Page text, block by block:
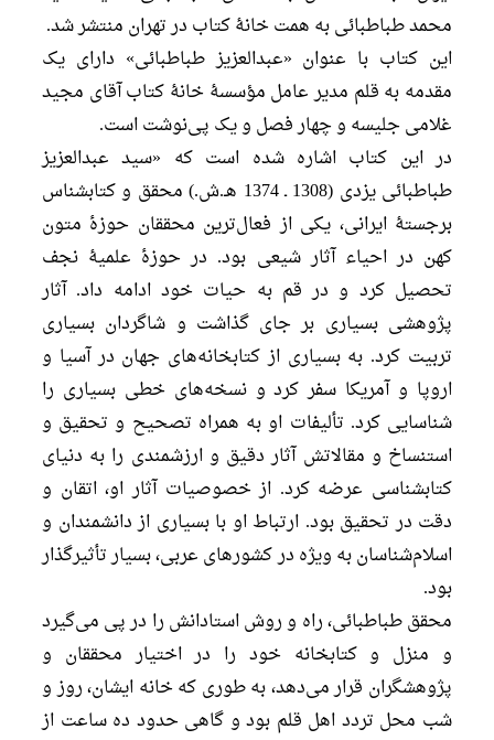
محمد طباطبائی به همت خانۀ کتاب در تهران منتشر شد.
این کتاب با عنوان «عبدالعزیز طباطبائی» دارای یک
مقدمه به قلم مدیر عامل مؤسسۀ خانۀ کتاب آقای مجید
غلامی جلیسه و چهار فصل و یک پی‌نوشت است.
در این کتاب اشاره شده است که «سید عبدالعزیز
طباطبائی یزدی (1308 ـ 1374 هـ.ش.) محقق و کتابشناس
برجستۀ ایرانی، یکی از فعال‌ترین محققان حوزۀ متون
کهن در احیاء آثار شیعی بود. در حوزۀ علمیۀ نجف
تحصیل کرد و در قم به حیات خود ادامه داد. آثار
پژوهشی بسیاری بر جای گذاشت و شاگردان بسیاری
تربیت کرد. به بسیاری از کتابخانه‌های جهان در آسیا و
اروپا و آمریکا سفر کرد و نسخه‌های خطی بسیاری را
شناسایی کرد. تألیفات او به همراه تصحیح و تحقیق و
استنساخ و مقالاتش آثار دقیق و ارزشمندی را به دنیای
کتابشناسی عرضه کرد. از خصوصیات آثار او، اتقان و
دقت در تحقیق بود. ارتباط او با بسیاری از دانشمندان و
اسلام‌شناسان به ویژه در کشورهای عربی، بسیار تأثیرگذار
بود.
محقق طباطبائی، راه و روش استادانش را در پی می‌گیرد
و منزل و کتابخانه خود را در اختیار محققان و
پژوهشگران قرار می‌دهد، به طوری که خانه ایشان، روز و
شب محل تردد اهل قلم بود و گاهی حدود ده ساعت از